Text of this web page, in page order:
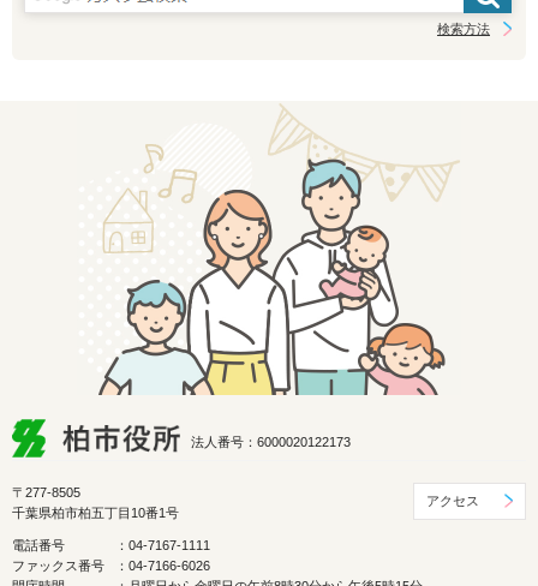
検索方法
法人番号：6000020122173
〒277-8505
千葉県柏市柏五丁目10番1号
アクセス
電話番号
：04-7167-1111
ファックス番号
：04-7166-6026